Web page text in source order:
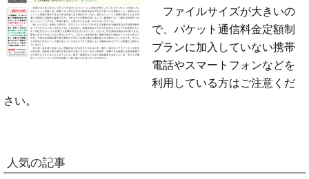
ファイルサイズが大きいの
で、パケット通信料金定額制
プランに加入していない携帯
電話やスマートフォンなどを
利用している方はご注意くだ
さい。
人気の記事